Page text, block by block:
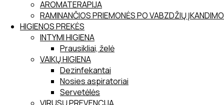
AROMATERAPIJA
RAMINANČIOS PRIEMONĖS PO VABZDŽIŲ ĮKANDIMO
HIGIENOS PREKĖS
INTYMI HIGIENA
Prausikliai, želė
VAIKŲ HIGIENA
Dezinfekantai
Nosies aspiratoriai
Servetėlės